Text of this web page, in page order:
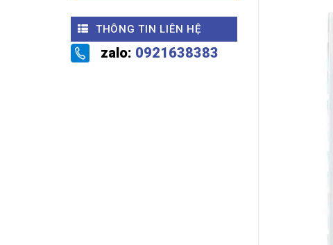
THÔNG TIN LIÊN HỆ
zalo: 0921638383